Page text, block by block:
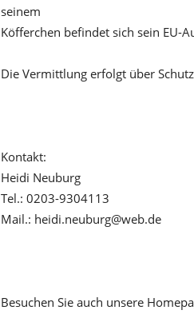
seinem
Köfferchen befindet sich sein EU-
Die Vermittlung erfolgt über
Kontakt:
Heidi Neuburg
Tel.: 0203-9304113
Mail.: heidi.neuburg@web.de
Besuchen Sie auch unsere